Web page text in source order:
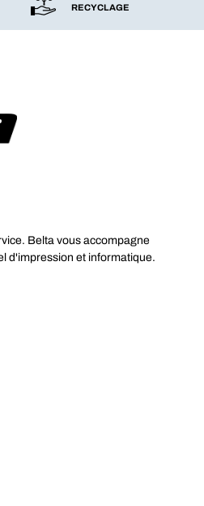
RECYCLAGE
Belta vous accompagne
d'impression et informatique.